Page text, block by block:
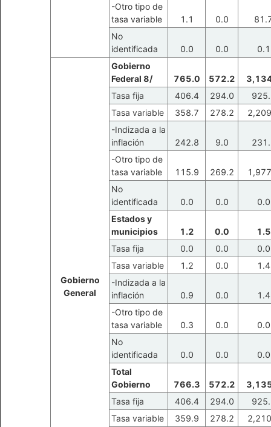
-Otro tipo de
tasa variable
1.1 0.0
No
identificada
0.0 0.0 0.1
Gobierno
General
Gobierno
Federal 8/
765.0 572.2
Tasa fija
406.4 294.0
Tasa variable
358.7 278.2
-Indizada a la
inflación
242.8 9.0
-Otro tipo de
tasa variable
115.9 269.2
No
identificada
0.0 0.0
0.0
Estados y
municipios
1.2 0.0
1.5
Tasa fija
0.0 0.0
0.0
Tasa variable
1.2 0.0
1.4
-Indizada a la
inflación
0.9 0.0
1.4
-Otro tipo de
tasa variable
0.3 0.0
0.0
No
identificada
0.0 0.0
0.0
Total
Gobierno
766.3 572.2
Tasa fija
406.4 294.0
Tasa variable
359.9 278.2